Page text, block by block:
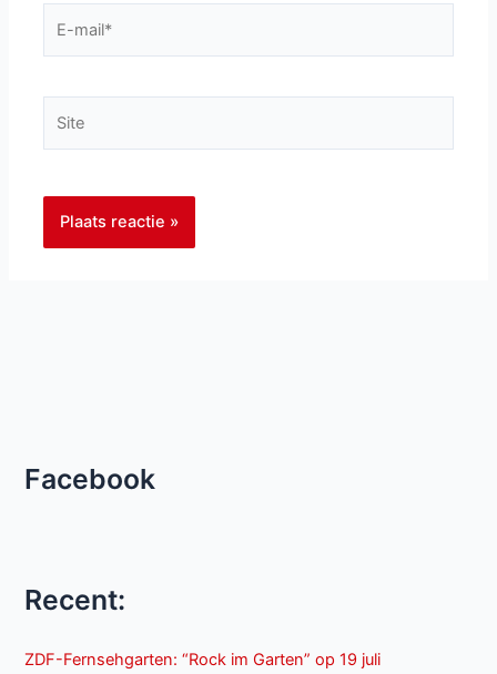
mail*
Facebook
Recent:
ZDF-Fernsehgarten: “Rock im Garten” op 19 juli